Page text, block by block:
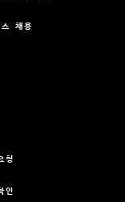
스 채용
청
인